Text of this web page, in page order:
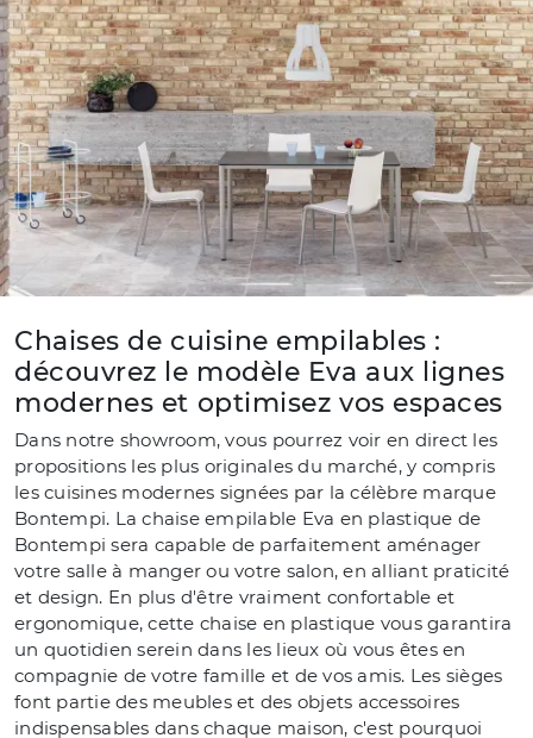
Chaises de cuisine empilables :
découvrez le modèle Eva aux lignes
modernes et optimisez vos espaces
Dans notre showroom, vous pourrez voir en direct les
propositions les plus originales du marché, y compris
les cuisines modernes signées par la célèbre marque
Bontempi. La chaise empilable Eva en plastique de
Bontempi sera capable de parfaitement aménager
votre salle à manger ou votre salon, en alliant praticité
et design. En plus d'être vraiment confortable et
ergonomique, cette chaise en plastique vous garantira
un quotidien serein dans les lieux où vous êtes en
compagnie de votre famille et de vos amis. Les sièges
font partie des meubles et des objets accessoires
indispensables dans chaque maison, c'est pourquoi